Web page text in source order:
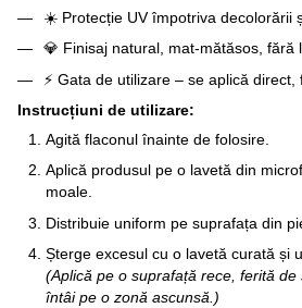
☀️ Protecție UV împotriva decolorării
💎 Finisaj natural, mat-mătăsos, fără
⚡ Gata de utilizare – se aplică direct,
Instrucțiuni de utilizare:
Agită flaconul înainte de folosire.
Aplică produsul pe o lavetă din
moale.
Distribuie uniform pe suprafața din
Șterge excesul cu o lavetă curată și
(Aplică pe o suprafață rece, ferită
întâi pe o zonă ascunsă.)